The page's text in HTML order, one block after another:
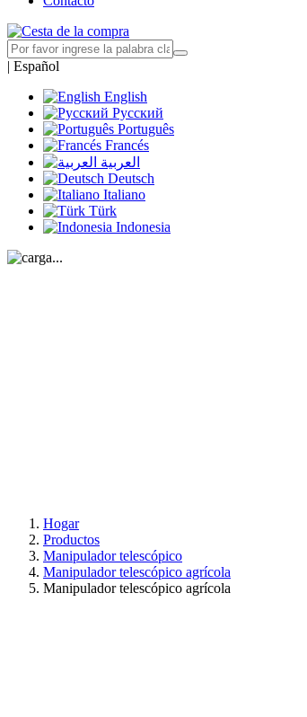
| Español
English
Русский
Português
Francés
العربية
Deutsch
Italiano
Türk
Indonesia
Hogar
Productos
Manipulador telescópico
Manipulador telescópico agrícola
Manipulador telescópico agrícola